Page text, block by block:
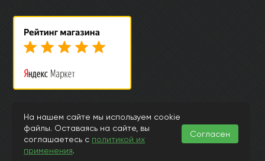
© Интернет магазин laminat-kronostar.ru 2015-2026
Информация, представленная на страницах данного сайта, носит
исключительно ознакомительный характер и ни при каких
обстоятельствах и условиях не может считаться публичной офертой,
подпадающей под положения ст.435 и 437 Гражданского Кодекса РФ.
На нашем сайте мы используем cookie
файлы. Оставаясь на сайте, вы
соглашаетесь с политикой их
применения.
Согласен